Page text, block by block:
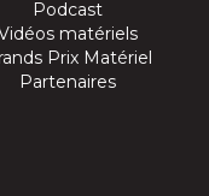
Podcast
matériels
Prix Matériel
Partenaires